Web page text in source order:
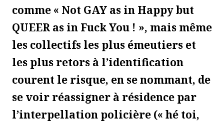
comme « Not GAY as in Happy but
QUEER as in Fuck You ! », mais même
les collectifs les plus émeutiers et
les plus retors à l’identification
courent le risque, en se nommant, de
se voir réassigner à résidence par
l’interpellation policière (« hé toi,